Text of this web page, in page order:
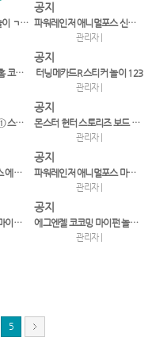
터닝메카드R 스티커 놀이 ㄱㄴㄷ
공지
파워레인저 애니멀포스 신나게 야생동물 종이접기
관리자 |
에그엔젤 코코밍 마이홈 코디북2
공지
터닝메카드R 스티커 놀이 123
관리자 |
위험한 생물 만화백과① 스컹피와 화산섬의 드래곤
공지
몬스터 헌터 스토리즈 보드 놀이북: 최고의 라이더
관리자 |
파워레인저 애니멀포스 에듀 스티커 놀이
공지
파워레인저 애니멀포스 마이펀 놀이북
관리자 |
몬스터헌터 스토리즈 마이펀 놀이북
공지
에그엔젤 코코밍 마이펀 놀이북2
관리자 |
5